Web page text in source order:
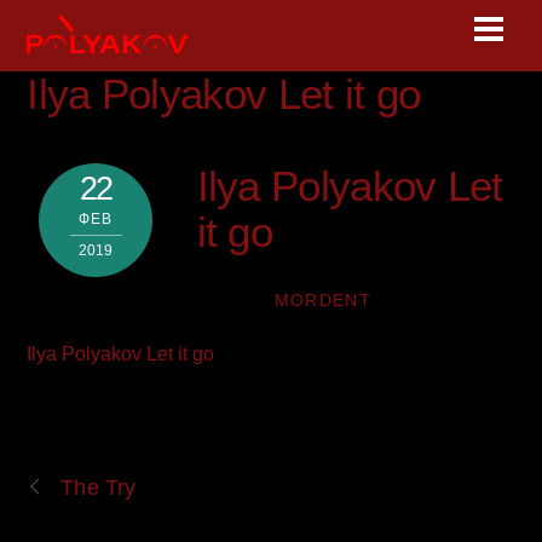
contentIlya Polyakov Let it go
22
ФЕВ
2019
Ilya Polyakov Let
it go
MORDENT
Ilya Polyakov Let it go
The Try